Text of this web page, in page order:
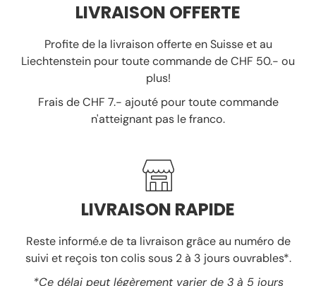
LIVRAISON OFFERTE
Profite de la livraison offerte en Suisse et au
Liechtenstein pour toute commande de CHF 50.- ou
plus!
Frais de CHF 7.- ajouté pour toute commande
n'atteignant pas le franco.
LIVRAISON RAPIDE
Reste informé.e de ta livraison grâce au numéro de
suivi et reçois ton colis sous 2 à 3 jours ouvrables*.
*Ce délai peut légèrement varier de 3 à 5 jours